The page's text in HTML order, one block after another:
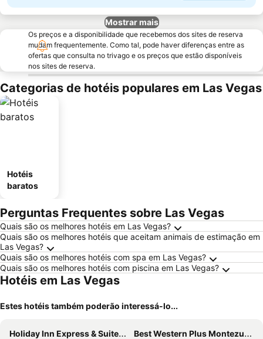
Mostrar mais
Os preços e a disponibilidade que recebemos dos sites de reserva
mudam frequentemente. Como tal, pode haver diferenças entre as
ofertas que consulta no trivago e os preços que estão disponíveis
nos sites de reserva.
Categorias de hotéis populares em Las Vegas
Hotéis
baratos
Perguntas Frequentes sobre Las Vegas
Quais são os melhores hotéis em Las Vegas?
Quais são os melhores hotéis que aceitam animais de estimação em
Las Vegas?
Quais são os melhores hotéis com spa em Las Vegas?
Quais são os melhores hotéis com piscina em Las Vegas?
Hotéis em Las Vegas
Estes hotéis também poderão interessá-lo...
Holiday Inn Express & Suites Las Vegas By Ihg
Best Western Plus Montezuma Inn & Suites